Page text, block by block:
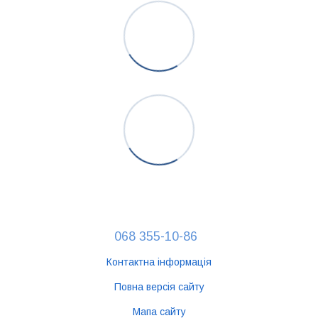
068 355-10-86
Контактна інформація
Повна версія сайту
Мапа сайту